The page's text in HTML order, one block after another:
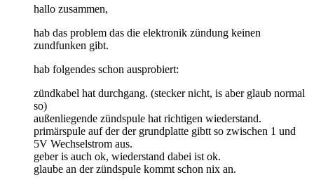
hallo zusammen,
hab das problem das die elektronik zündung keinen
zundfunken gibt.
hab folgendes schon ausprobiert:
zündkabel hat durchgang. (stecker nicht, is aber glaub normal
so)
außenliegende zündspule hat richtigen wiederstand.
primärspule auf der der grundplatte gibtt so zwischen 1 und
5V Wechselstrom aus.
geber is auch ok, wiederstand dabei ist ok.
glaube an der zündspule kommt schon nix an.